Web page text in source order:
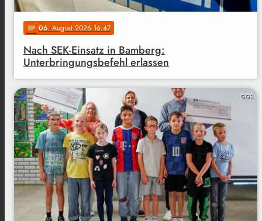
notes 06. August 2026 16:47
Nach SEK-Einsatz in Bamberg:
Unterbringungsbefehl erlassen
GGS